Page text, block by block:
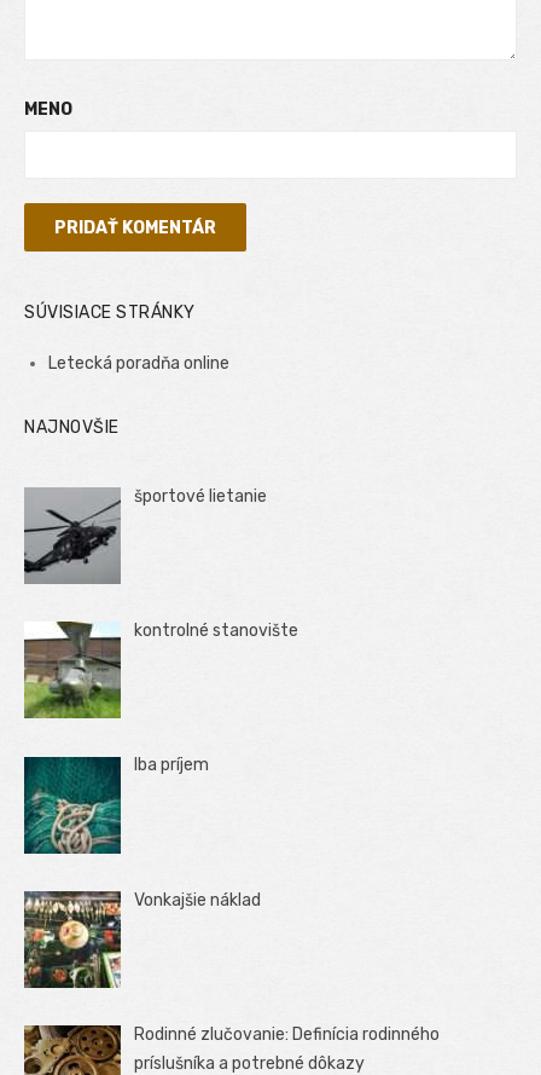
MENO
SÚVISIACE STRÁNKY
Letecká poradňa online
NAJNOVŠIE
športové lietanie
kontrolné stanovište
Iba príjem
Vonkajšie náklad
Rodinné zlučovanie: Definícia rodinného
príslušníka a potrebné dôkazy